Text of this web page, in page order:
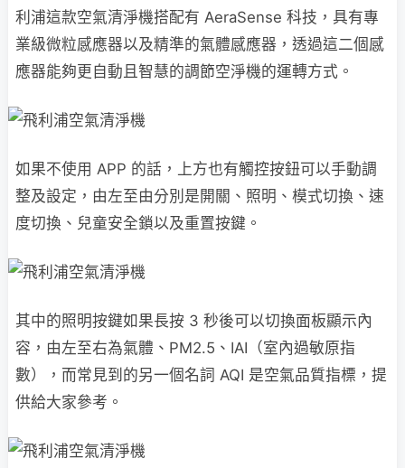
利浦這款空氣清淨機搭配有 AeraSense 科技，具有專
業級微粒感應器以及精準的氣體感應器，透過這二個感
應器能夠更自動且智慧的調節空淨機的運轉方式。
如果不使用 APP 的話，上方也有觸控按鈕可以手動調
整及設定，由左至由分別是開關、照明、模式切換、速
度切換、兒童安全鎖以及重置按鍵。
其中的照明按鍵如果長按 3 秒後可以切換面板顯示內
容，由左至右為氣體、PM2.5、IAI（室內過敏原指
數），而常見到的另一個名詞 AQI 是空氣品質指標，提
供給大家參考。